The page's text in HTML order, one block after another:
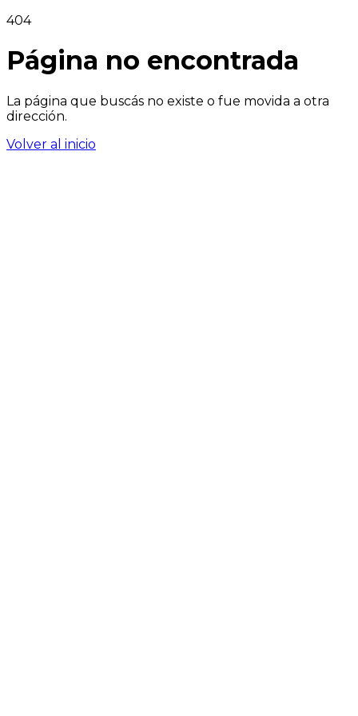
404
Página no encontrada
La página que buscás no existe o fue movida a otra
dirección.
Volver al inicio